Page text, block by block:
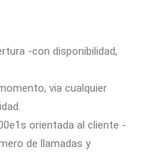
-con disponibilidad,
via cualquier
orientada al cliente -
de llamadas y